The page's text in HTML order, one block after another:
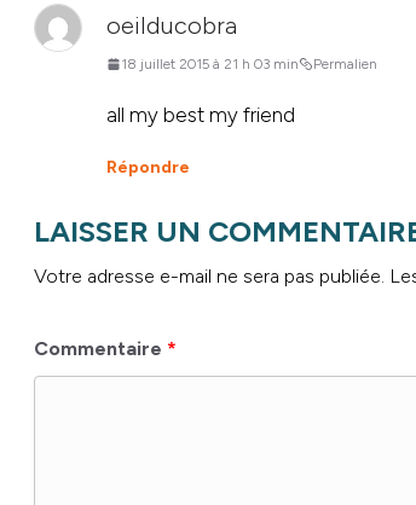
oeilducobra
18 juillet 2015 à 21 h 03 min Permalien
all my best my friend
Répondre
LAISSER UN
Votre adresse e-mail ne sera pas publiée.
Commentaire *